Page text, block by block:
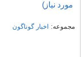
مورد نیاز)
مجموعه: اخبار گوناگون